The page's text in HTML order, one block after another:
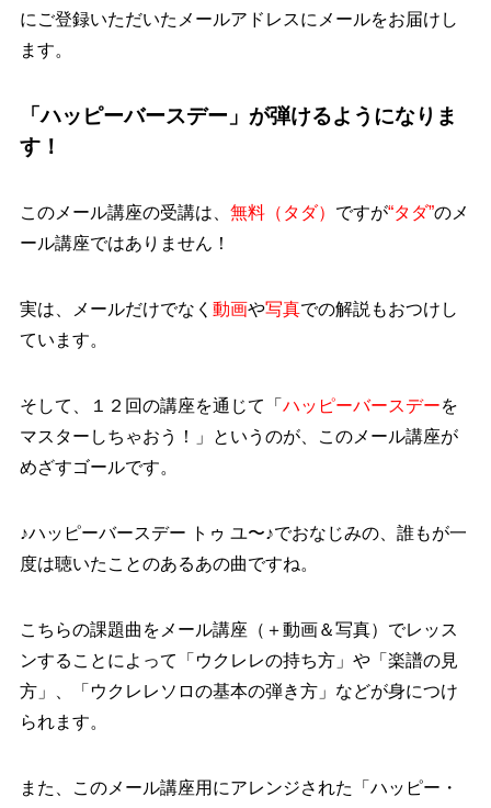
にご登録いただいたメールアドレスにメールをお届けし
ます。
「ハッピーバースデー」が弾けるようになりま
す！
このメール講座の受講は、 無料（タダ） ですが“タダ”のメ
ール講座ではありません！
実は、メールだけでなく 動画や写真での解説もおつけし
ています。
そして、１２回の講座を通じて 「 ハッピーバースデーを
マスターしちゃおう！」
というのが、このメール講座が
めざすゴールです。
♪ハッピーバースデー トゥ ユ〜♪でおなじみの、誰もが一
度は聴いたことのあるあの曲ですね。
こちらの課題曲をメール講座（＋動画＆写真）でレッス
ンすることによって「ウクレレの持ち方」や「楽譜の見
方」、「ウクレレソロの基本の弾き方」などが身につけ
られます。
また、このメール講座用にアレンジされた「ハッピー・